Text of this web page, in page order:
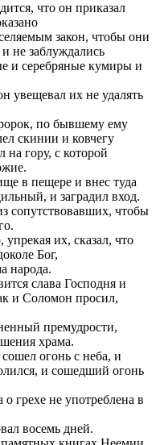
что он приказал
закон, чтобы они
не заблуждались
и серебряные кумиры и
увещевал их не удалять
по бывшему ему
скинии и ковчегу
на гору, с которой
в пещере и внес туда
и заградил вход.
сопутствовавших, чтобы
их, сказал, что
Бог,
народа.
слава Господня и
и Соломон просил,
премудрости,
храма.
огонь с неба, и
и сошедший огонь
грехе не употреблена в
восемь дней.